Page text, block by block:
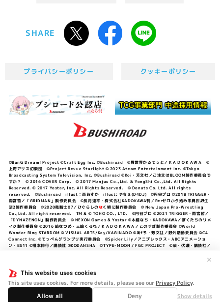
This website uses cookies
This site uses cookies. For more details, please see our Privacy Policy.
Allow all Deny Show details
✕
SHARE
プライバシーポリシー クッキーポリシー
©BanG Dream! Project ©Craft Egg Inc. ©Bushiroad ©異世界かるてっと／ＫＡＤＯＫＡＷＡ ©
上海アリス幻樂団 ©Project Revue Starlight © 2023 Ateam Entertainment Inc. ©Tokyo
Broadcasting System Television, Inc. ©Bushiroad ©Koi・芳文社／ご注文はBLOOM製作委員会で
すか？ © 2016 COVER Corp. © 2017 Manjuu Co.,Ltd. & YongShi Co.,Ltd. All Rights
Reserved. © 2017 Yostar, Inc. All Rights Reserved. © Donuts Co. Ltd. All rights
reserved. ©Bushiroad illust：西あすか illust: やちぇ(D4DJ) ©円谷プロ ©2018 TRIGGER・
雨宮哲／「GRIDMAN」製作委員会 ©長月達平・株式会社KADOKAWA刊／Re:ゼロから始める異世界生
活2製作委員会 ©2020竜騎士07／ひぐらしのなく頃に製作委員会 © New Japan Pro-Wrestling
Co.,Ltd. All right reserved. TM & © TOHO CO., LTD. ©円谷プロ ©2021 TRIGGER・雨宮哲／
「DYNAZENON」製作委員会 © NEXON Games & Yostar ©木緒なち・KADOKAWA／ぼくたちのリメ
イク製作委員会 ©2016 暁なつめ・三嶋くろね／ＫＡＤＯＫＡＷＡ／このすば製作委員会 ©World
Wonder Ring STARDOM © VISUAL ARTS/Key/KAGINADO ©あfろ・芳文社／野外活動委員会 ©C4
Connect Inc. ©てっぺんグランプリ実行委員会 ©Spider Lily／アニプレックス・ABCアニメーショ
ン・BS11 ©福本伸行／講談社 ®KODANSHA ©TYPE-MOON / FGC PROJECT ©柴・伏瀬・講談社／
©中村力斗・野澤ゆき子／集英社・君のことが大大大大大好きな製作委員会 ©IIS-P／ぽんのみち製作委
員会 ©円谷プロ ©2023 TRIGGER・雨宮哲／「劇場版グリッドマンユニバース」製作委員会 © NEXON
Games／アビドス商店街 ©プロジェクトラブライブ！蓮ノ空女学院スクールアイドルクラブ ©「勇気爆
発バーンブレイバーン」製作委員会